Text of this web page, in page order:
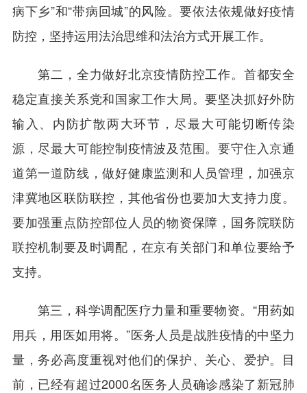
病下乡”和“带病回城”的风险。要依法依规做好疫情
防控，坚持运用法治思维和法治方式开展工作。
第二，全力做好北京疫情防控工作。首都安全
稳定直接关系党和国家工作大局。要坚决抓好外防
输入、内防扩散两大环节，尽最大可能切断传染
源，尽最大可能控制疫情波及范围。要守住入京通
道第一道防线，做好健康监测和人员管理，加强京
津冀地区联防联控，其他省份也要加大支持力度。
要加强重点防控部位人员的物资保障，国务院联防
联控机制要及时调配，在京有关部门和单位要给予
支持。
第三，科学调配医疗力量和重要物资。“用药如
用兵，用医如用将。”医务人员是战胜疫情的中坚力
量，务必高度重视对他们的保护、关心、爱护。目
前，已经有超过2000名医务人员确诊感染了新冠肺